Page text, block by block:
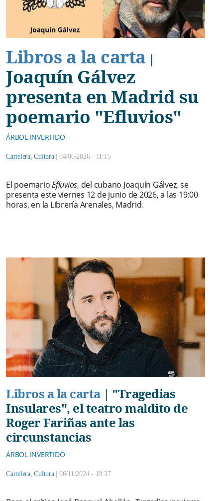
Libros a la carta |
Joaquín Gálvez
presenta en Madrid su
poemario "Efluvios"
ÁRBOL INVERTIDO
Cartelera,Cultura | 04/06/2026 - 11:15
El poemarioEfluvios, del cubano Joaquín Gálvez, se
presenta este viernes 12 de junio de 2026, a las 19:00
horas, en la Librería Arenales, Madrid.
Libros a la carta| "Tragedias
Insulares", el teatro maldito de
Roger Fariñas ante las
circunstancias
ÁRBOL INVERTIDO
Cartelera,Cultura | 06/11/2024 - 19:37